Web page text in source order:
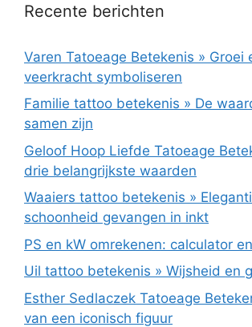
Recente berichten
Varen Tatoeage Betekenis » Groei
veerkracht symboliseren
Familie tattoo betekenis » De
samen zijn
Geloof Hoop Liefde Tatoeage
drie belangrijkste waarden
Waaiers tattoo betekenis »
schoonheid gevangen in inkt
PS en kW omrekenen: calculator
Uil tattoo betekenis » Wijsheid en
Esther Sedlaczek Tatoeage
van een iconisch figuur